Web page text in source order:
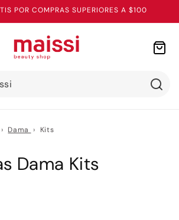
POR COMPRAS SUPERIORES A $100
Carrito
› Dama › Kits
Dama Kits